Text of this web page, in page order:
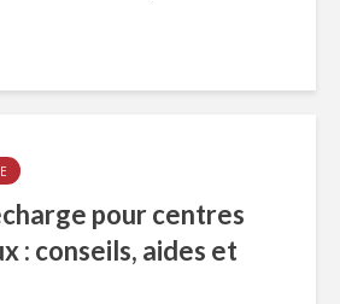
pour centres
: conseils, aides et